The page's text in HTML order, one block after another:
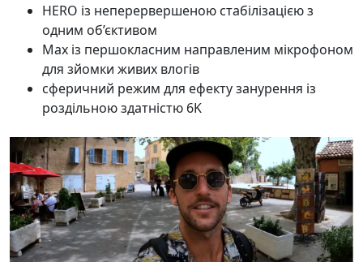
HERO із неперервершеною стабілізацією з
одним об’єктивом
Max із першокласним направленим мікрофоном
для зйомки живих влогів
сферичний режим для ефекту занурення із
роздільною здатністю 6K